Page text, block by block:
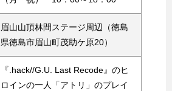
眉山山頂林間ステージ周辺（徳島
県徳島市眉山町茂助ケ原20）
『.hack//G.U. Last Recode』のヒ
ロインの一人「アトリ」のプレイ